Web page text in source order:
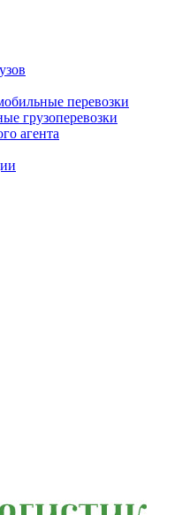
перевозки
грузоперевозки
агента